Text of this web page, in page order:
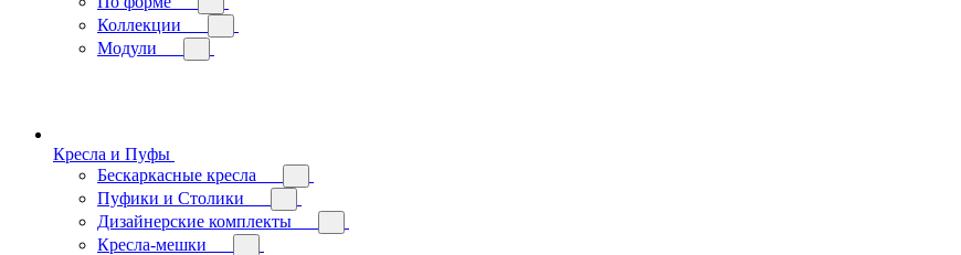
Коллекции
Модули
Кресла и Пуфы
Бескаркасные кресла
Пуфики и Столики
Дизайнерские комплекты
Кресла-мешки